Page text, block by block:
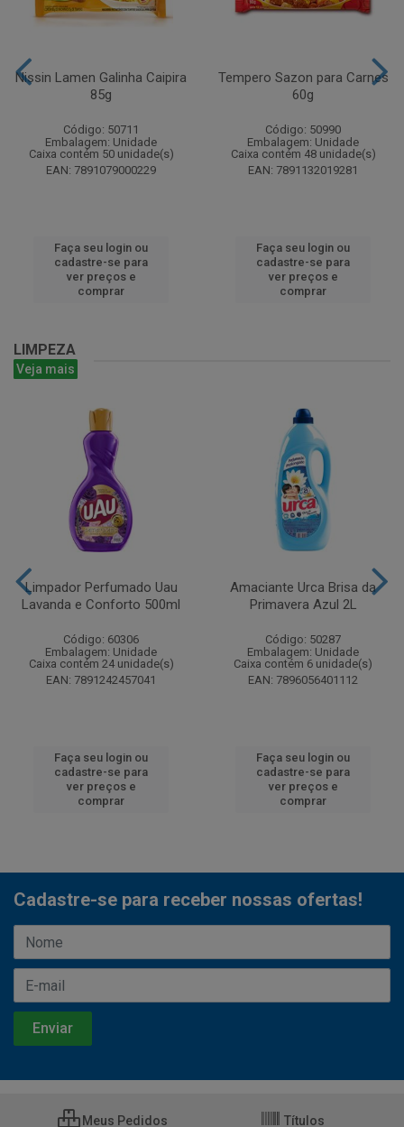
Nissin Lamen Galinha Caipira
85g
Código: 50711
Embalagem: Unidade
Caixa contém 50 unidade(s)
EAN: 7891079000229
Faça seu login ou
cadastre-se para
ver preços e
comprar
Tempero Sazon para Carnes
60g
Código: 50990
Embalagem: Unidade
Caixa contém 48 unidade(s)
EAN: 7891132019281
Faça seu login ou
cadastre-se para
ver preços e
comprar
LIMPEZA
Veja mais
Limpador Perfumado Uau
Lavanda e Conforto 500ml
Código: 60306
Embalagem: Unidade
Caixa contém 24 unidade(s)
EAN: 7891242457041
Faça seu login ou
cadastre-se para
ver preços e
comprar
Amaciante Urca Brisa da
Primavera Azul 2L
Código: 50287
Embalagem: Unidade
Caixa contém 6 unidade(s)
EAN: 7896056401112
Faça seu login ou
cadastre-se para
ver preços e
comprar
Cadastre-se para receber nossas ofertas!
Meus Pedidos Títulos